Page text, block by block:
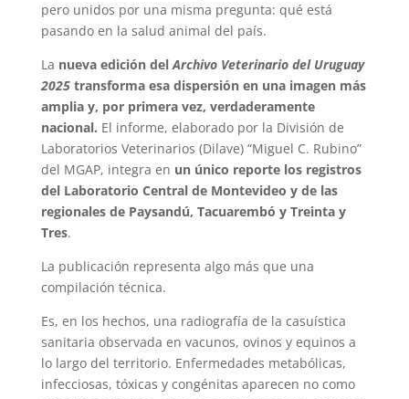
pero unidos por una misma pregunta: qué está
pasando en la salud animal del país.
La nueva edición delArchivo Veterinario del Uruguay
2025transforma esa dispersión en una imagen más
amplia y, por primera vez, verdaderamente
nacional. El informe, elaborado por la División de
Laboratorios Veterinarios (Dilave) “Miguel C. Rubino”
del MGAP, integra en un único reporte los registros
del Laboratorio Central de Montevideo y de las
regionales de Paysandú, Tacuarembó y Treinta y
Tres.
La publicación representa algo más que una
compilación técnica.
Es, en los hechos, una radiografía de la casuística
sanitaria observada en vacunos, ovinos y equinos a
lo largo del territorio. Enfermedades metabólicas,
infecciosas, tóxicas y congénitas aparecen no como